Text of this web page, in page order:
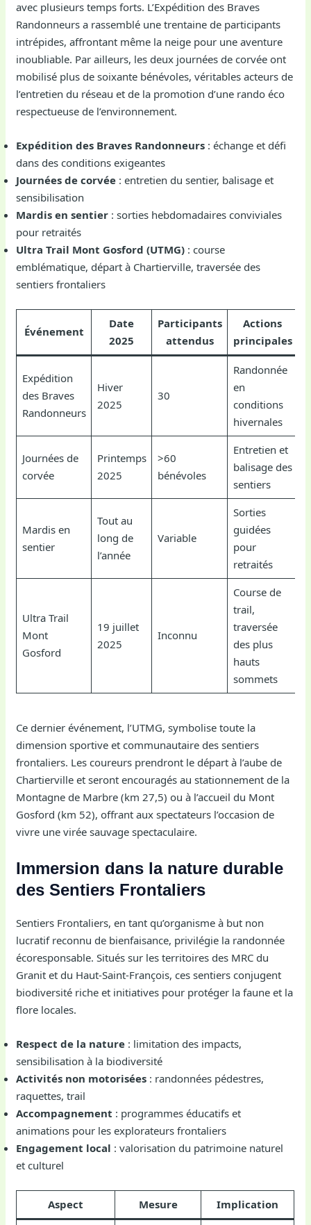
avec plusieurs temps forts. L’Expédition des Braves
Randonneurs a rassemblé une trentaine de participants
intrépides, affrontant même la neige pour une aventure
inoubliable. Par ailleurs, les deux journées de corvée ont
mobilisé plus de soixante bénévoles, véritables acteurs de
l’entretien du réseau et de la promotion d’une rando éco
respectueuse de l’environnement.
Expédition des Braves Randonneurs : échange et défi
dans des conditions exigeantes
Journées de corvée : entretien du sentier, balisage et
sensibilisation
Mardis en sentier : sorties hebdomadaires conviviales
pour retraités
Ultra Trail Mont Gosford (UTMG) : course
emblématique, départ à Chartierville, traversée des
sentiers frontaliers
Événement
Date
2025
Participants
attendus
Actions
principales
Expédition
des Braves
Randonneurs
Hiver
2025
30
Randonnée
en
conditions
hivernales
Journées de
corvée
Printemps
2025
>60
bénévoles
Entretien et
balisage des
sentiers
Mardis en
sentier
Tout au
long de
l’année
Variable
Sorties
guidées
pour
retraités
Ultra Trail
Mont
Gosford
19 juillet
2025
Inconnu
Course de
trail,
traversée
des plus
hauts
sommets
Ce dernier événement, l’UTMG, symbolise toute la
dimension sportive et communautaire des sentiers
frontaliers. Les coureurs prendront le départ à l’aube de
Chartierville et seront encouragés au stationnement de la
Montagne de Marbre (km 27,5) ou à l’accueil du Mont
Gosford (km 52), offrant aux spectateurs l’occasion de
vivre une virée sauvage spectaculaire.
Immersion dans la nature durable
des Sentiers Frontaliers
Sentiers Frontaliers, en tant qu’organisme à but non
lucratif reconnu de bienfaisance, privilégie la randonnée
écoresponsable. Situés sur les territoires des MRC du
Granit et du Haut-Saint-François, ces sentiers conjugent
biodiversité riche et initiatives pour protéger la faune et la
flore locales.
Respect de la nature : limitation des impacts,
sensibilisation à la biodiversité
Activités non motorisées : randonnées pédestres,
raquettes, trail
Accompagnement : programmes éducatifs et
animations pour les explorateurs frontaliers
Engagement local : valorisation du patrimoine naturel
et culturel
Aspect Mesure Implication